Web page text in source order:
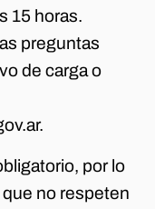
15 horas.
preguntas
de carga o
por lo
no respeten